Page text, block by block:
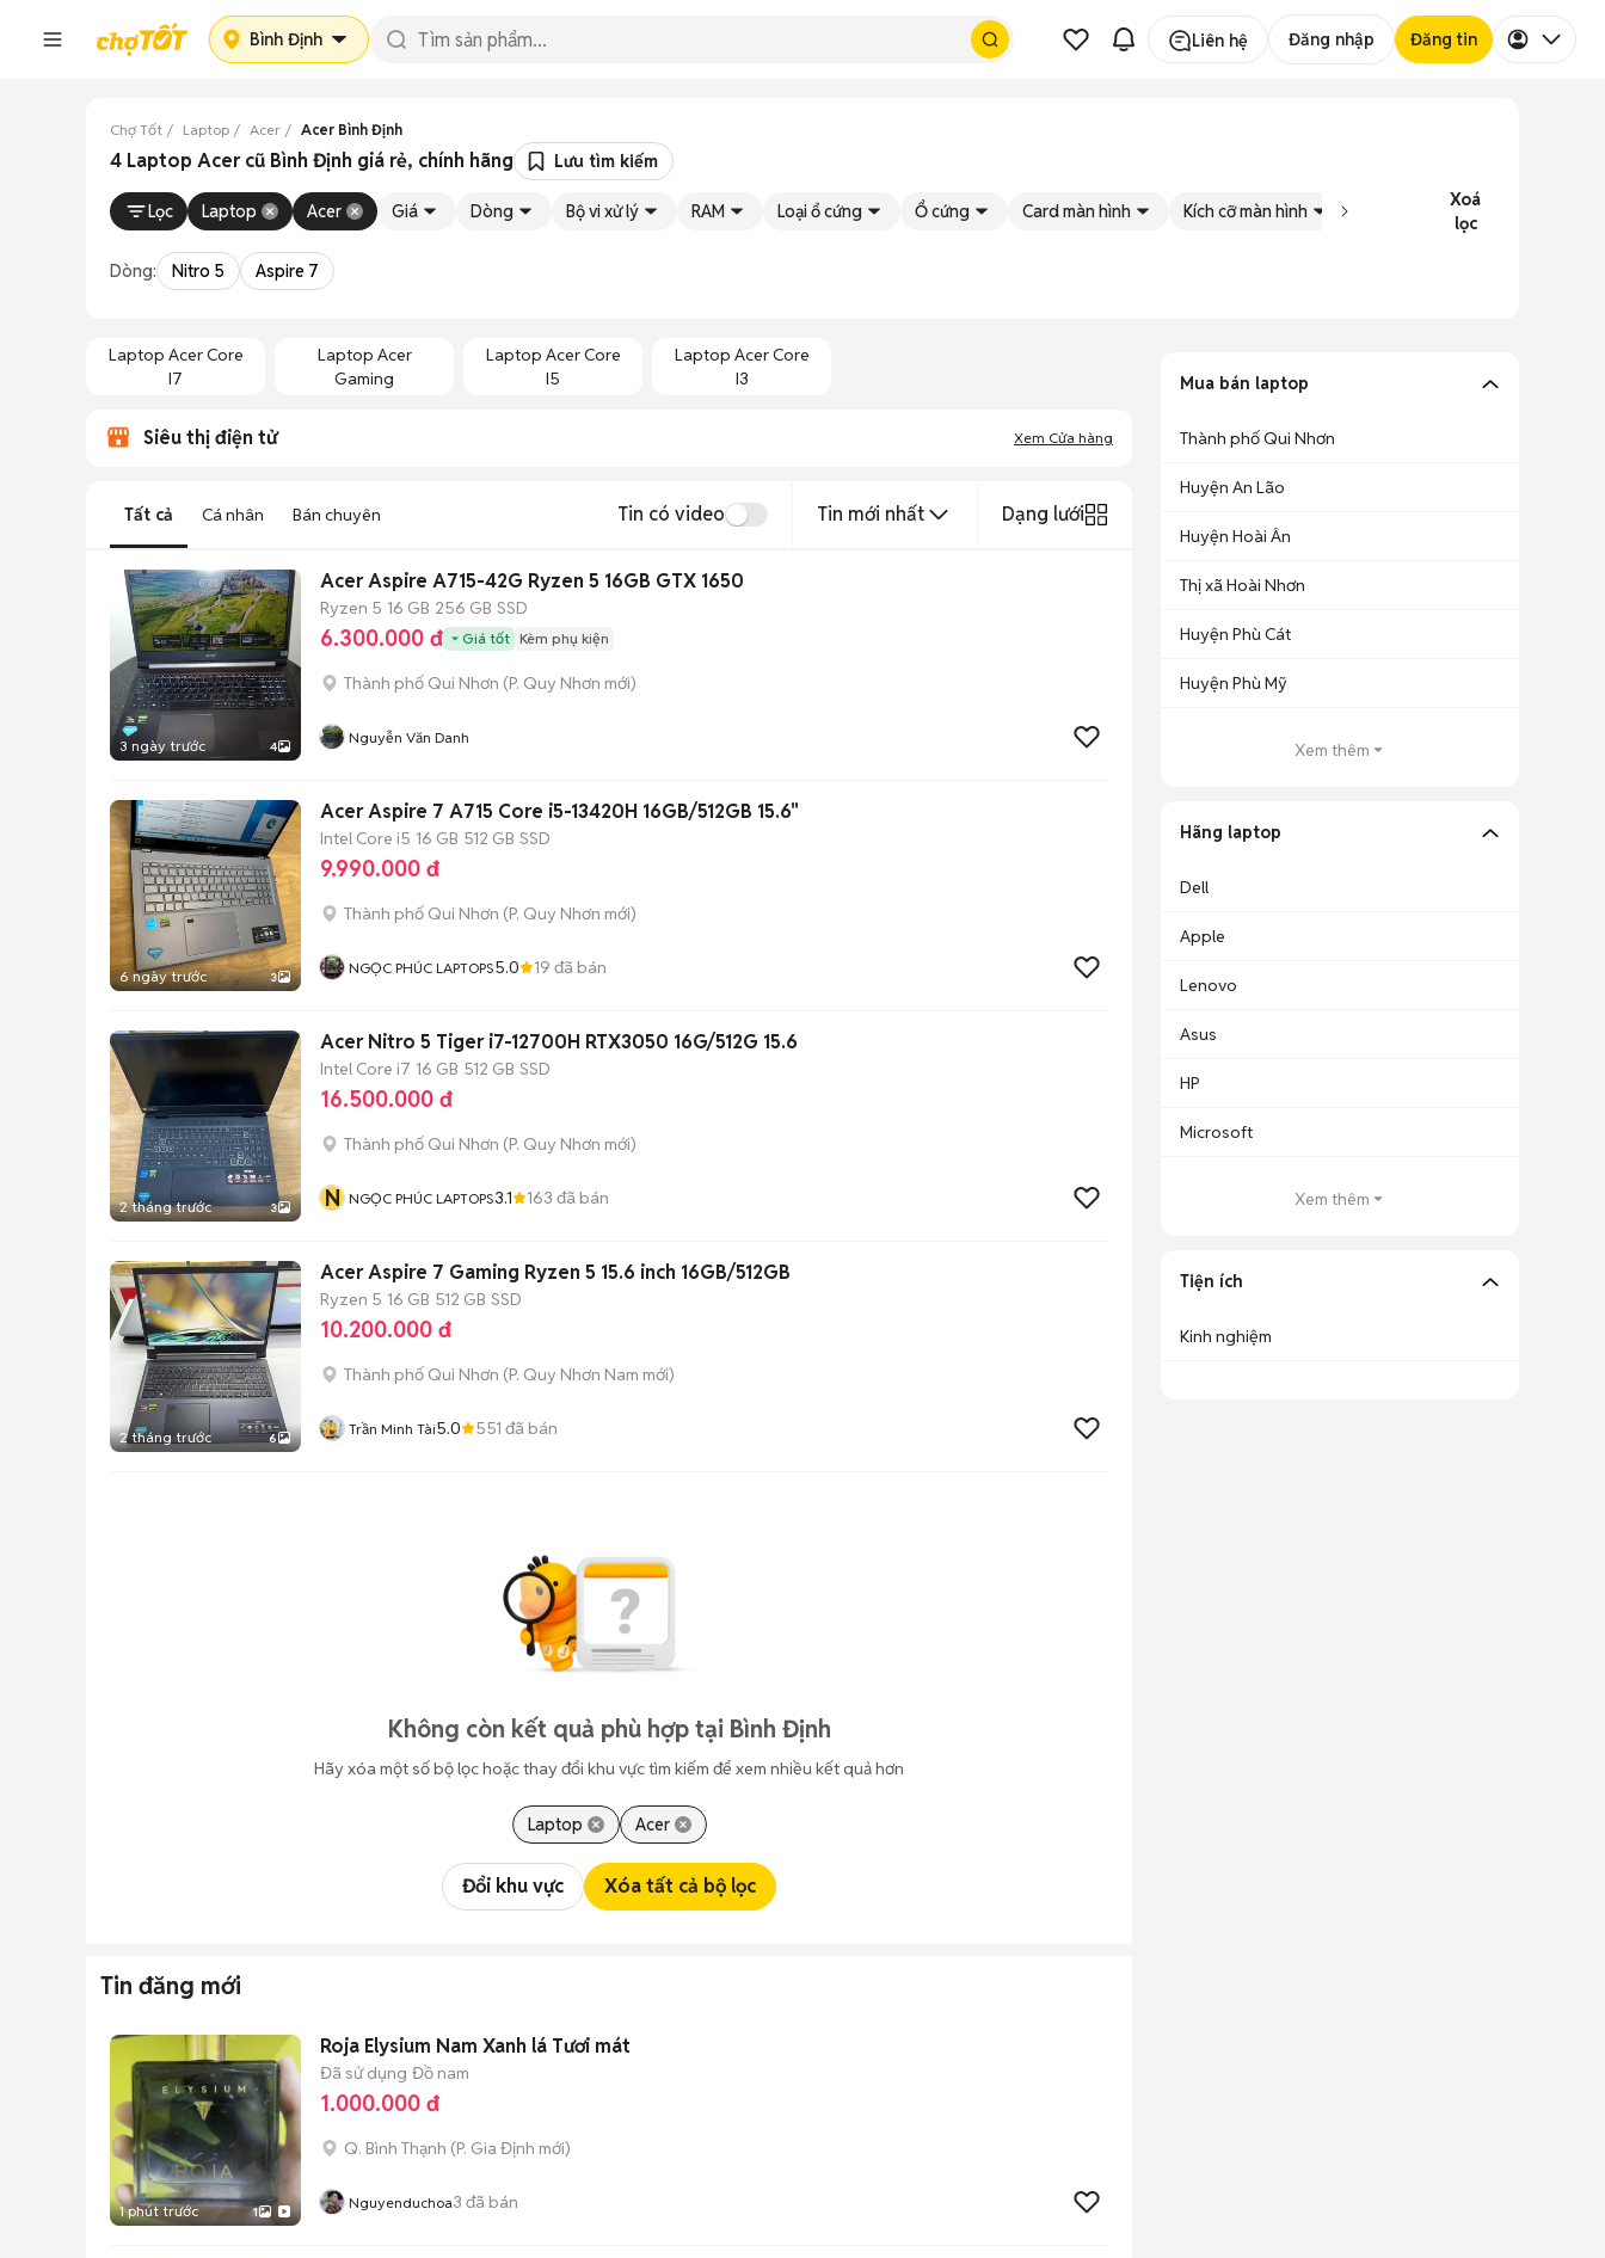
Bình Định Liên hệ Đăng nhập Đăng tin
Chợ Tốt Laptop Acer Acer Bình Định
4 Laptop Acer cũ Bình Định giá rẻ, chính hãng Lưu tìm kiếm
Lọc Laptop Acer Giá Dòng Bộ vi xử lý RAM Loại ổ cứng Ổ cứng Card màn hình Kích cỡ màn hình
Xoá
lọc
Dòng: Nitro 5 Aspire 7
Laptop Acer Core
I7
Laptop Acer
Gaming
Laptop Acer Core
I5
Laptop Acer Core
I3
Siêu thị điện tử Xem Cửa hàng
Tất cả Cá nhân Bán chuyên Tin có video Tin mới nhất Dạng lưới
3 ngày trước 4
Acer Aspire A715-42G Ryzen 5 16GB GTX 1650
Ryzen 5 16 GB 256 GB SSD
6.300.000 đ Giá tốt Kèm phụ kiện
Thành phố Qui Nhơn (P. Quy Nhơn mới)
Nguyễn Văn Danh
6 ngày trước 3
Acer Aspire 7 A715 Core i5-13420H 16GB/512GB 15.6"
Intel Core i5 16 GB 512 GB SSD
9.990.000 đ
Thành phố Qui Nhơn (P. Quy Nhơn mới)
NGỌC PHÚC LAPTOPS5.0 19 đã bán
2 tháng trước 3
Acer Nitro 5 Tiger i7-12700H RTX3050 16G/512G 15.6
Intel Core i7 16 GB 512 GB SSD
16.500.000 đ
Thành phố Qui Nhơn (P. Quy Nhơn mới)
N NGỌC PHÚC LAPTOPS3.1 163 đã bán
2 tháng trước 6
Acer Aspire 7 Gaming Ryzen 5 15.6 inch 16GB/512GB
Ryzen 5 16 GB 512 GB SSD
10.200.000 đ
Thành phố Qui Nhơn (P. Quy Nhơn Nam mới)
Trần Minh Tài5.0 551 đã bán
Không còn kết quả phù hợp tại Bình Định
Hãy xóa một số bộ lọc hoặc thay đổi khu vực tìm kiếm để xem nhiều kết quả hơn
Laptop Acer
Đổi khu vực Xóa tất cả bộ lọc
Tin đăng mới
1 phút trước 1
Roja Elysium Nam Xanh lá Tươi mát
Đã sử dụng Đồ nam
1.000.000 đ
Q. Bình Thạnh (P. Gia Định mới)
Nguyenduchoa3 đã bán
Mua bán laptop
Thành phố Qui Nhơn
Huyện An Lão
Huyện Hoài Ân
Thị xã Hoài Nhơn
Huyện Phù Cát
Huyện Phù Mỹ
Xem thêm
Hãng laptop
Dell
Apple
Lenovo
Asus
HP
Microsoft
Xem thêm
Tiện ích
Kinh nghiệm